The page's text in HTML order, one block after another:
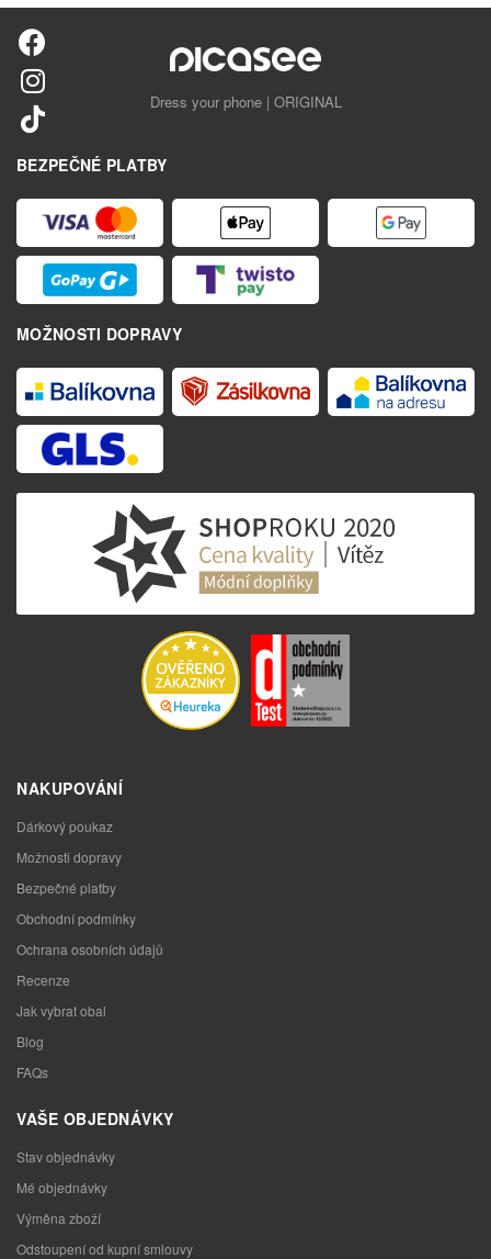
Dress your phone | ORIGINAL
BEZPEČNÉ PLATBY
MOŽNOSTI DOPRAVY
NAKUPOVÁNÍ
Dárkový poukaz
Možnosti dopravy
Bezpečné platby
Obchodní podmínky
Ochrana osobních údajů
Recenze
Jak vybrat obal
Blog
FAQs
VAŠE OBJEDNÁVKY
Stav objednávky
Mé objednávky
Výměna zboží
Odstoupení od kupní smlouvy